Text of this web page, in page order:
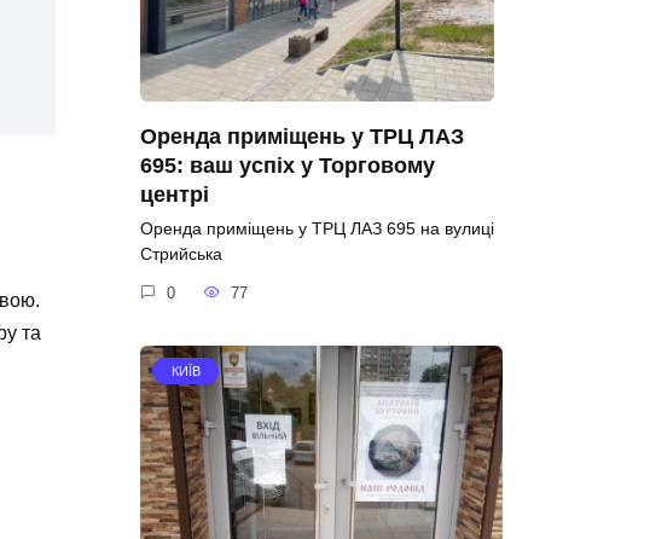
та
Оренда приміщень у ТРЦ ЛАЗ
695: ваш успіх у Торговому
центрі
Оренда приміщень у ТРЦ ЛАЗ 695 на вулиці
Стрийська
0 77
КИЇВ